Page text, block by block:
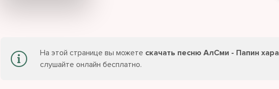
На этой странице вы можете скачать песню АлСми - Папин
слушайте онлайн бесплатно.